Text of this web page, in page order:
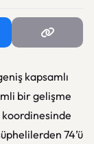
kapsamlı
bir gelişme
koordinesinde
74’ü